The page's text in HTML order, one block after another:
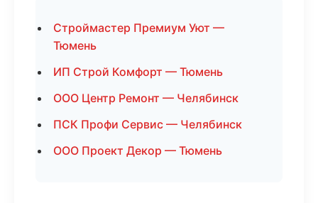
Строймастер Премиум Уют —
Тюмень
ИП Строй Комфорт — Тюмень
ООО Центр Ремонт — Челябинск
ПСК Профи Сервис — Челябинск
ООО Проект Декор — Тюмень